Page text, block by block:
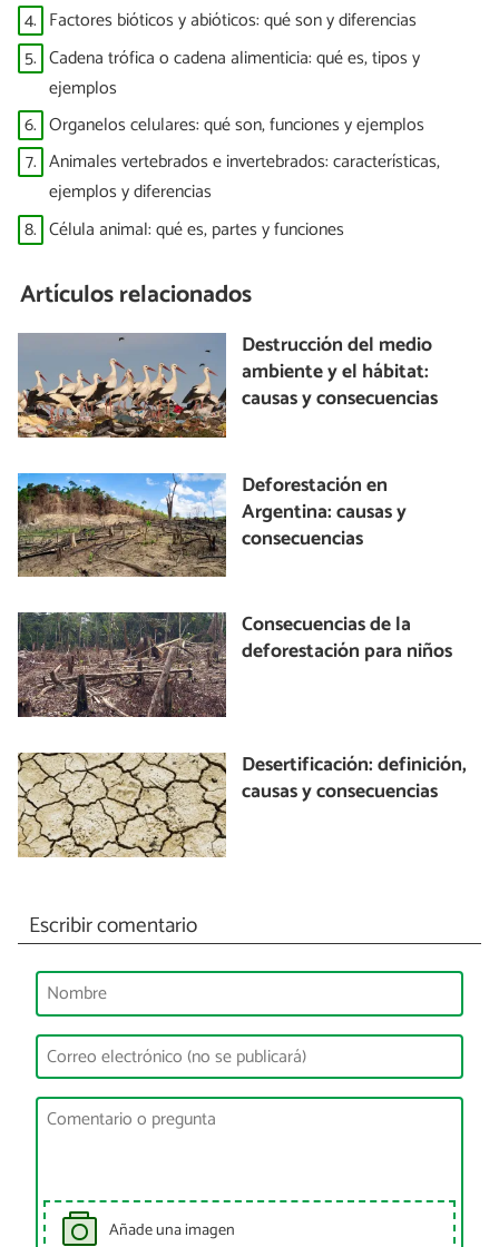
4. Factores bióticos y abióticos: qué son y diferencias
5. Cadena trófica o cadena alimenticia: qué es, tipos y
ejemplos
6. Organelos celulares: qué son, funciones y ejemplos
7. Animales vertebrados e invertebrados: características,
ejemplos y diferencias
8. Célula animal: qué es, partes y funciones
Artículos relacionados
Destrucción del medio
ambiente y el hábitat:
causas y consecuencias
Deforestación en
Argentina: causas y
consecuencias
Consecuencias de la
deforestación para niños
Desertificación: definición,
causas y consecuencias
Escribir comentario
Añade una imagen